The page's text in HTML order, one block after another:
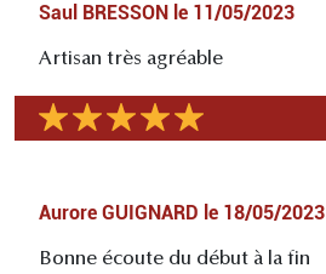
Saul BRESSON le 11/05/2023
Artisan très agréable
Aurore GUIGNARD le 18/05/2023
Bonne écoute du début à la fin